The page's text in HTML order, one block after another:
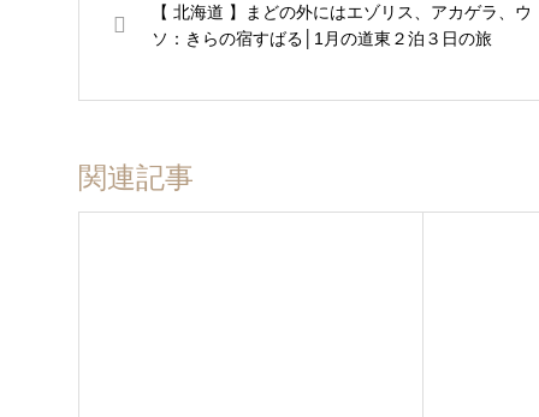
【 北海道 】まどの外にはエゾリス、アカゲラ、ウ
ソ：きらの宿すばる│1月の道東２泊３日の旅
関連記事